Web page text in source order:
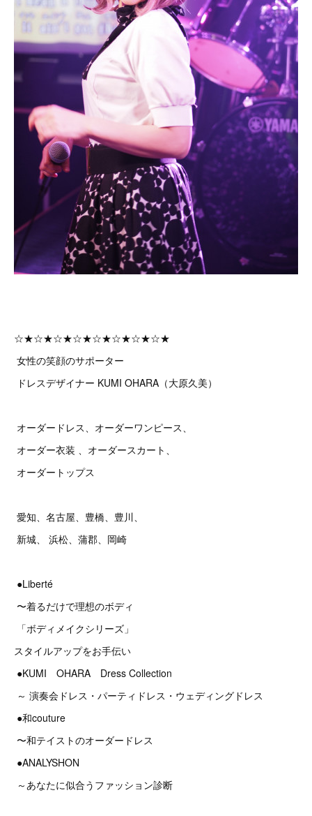
☆★☆★☆★☆★☆★☆★☆★☆★
女性の笑顔のサポーター
ドレスデザイナー KUMI OHARA（大原久美）
オーダードレス、オーダーワンピース、
オーダー衣装 、オーダースカート、
オーダートップス
愛知、名古屋、豊橋、豊川、
新城、 浜松、蒲郡、岡崎
●Liberté
〜着るだけで理想のボディ
「ボディメイクシリーズ」
スタイルアップをお手伝い
●KUMI OHARA Dress Collection
～ 演奏会ドレス・パーティドレス・ウェディングドレス
●和couture
〜和テイストのオーダードレス
●ANALYSHON
～あなたに似合うファッション診断